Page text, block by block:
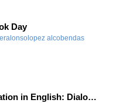
Day
alcobendas-
Oral Communication in English: Dialogue Strategies - Beachtime